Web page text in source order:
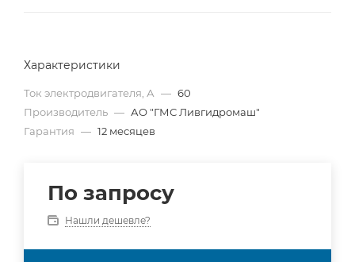
Характеристики
Ток электродвигателя, А — 60
Производитель — АО "ГМС Ливгидромаш"
Гарантия — 12 месяцев
По запросу
Нашли дешевле?